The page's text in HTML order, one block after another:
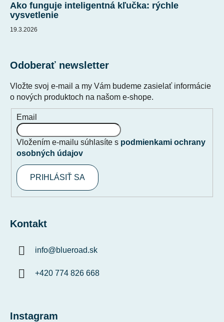
Ako funguje inteligentná kľučka: rýchle
vysvetlenie
19.3.2026
Odoberať newsletter
Vložte svoj e-mail a my Vám budeme zasielať informácie
o nových produktoch na našom e-shope.
Email
Vložením e-mailu súhlasíte s podmienkami ochrany
osobných údajov
PRIHLÁSIŤ SA
Kontakt
info@blueroad.sk
+420 774 826 668
Instagram